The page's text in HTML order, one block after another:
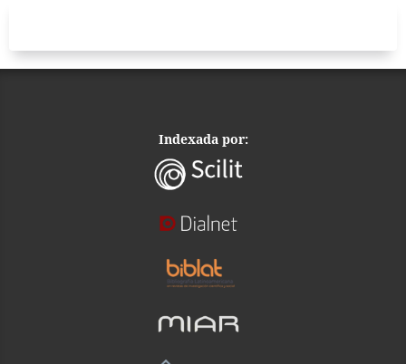
Indexada por: